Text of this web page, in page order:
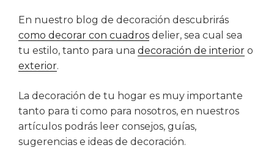
En nuestro blog de decoración descubrirás
como decorar con cuadros delier, sea cual sea
tu estilo, tanto para una decoración de interior o
exterior.
La decoración de tu hogar es muy importante
tanto para ti como para nosotros, en nuestros
artículos podrás leer consejos, guías,
sugerencias e ideas de decoración.